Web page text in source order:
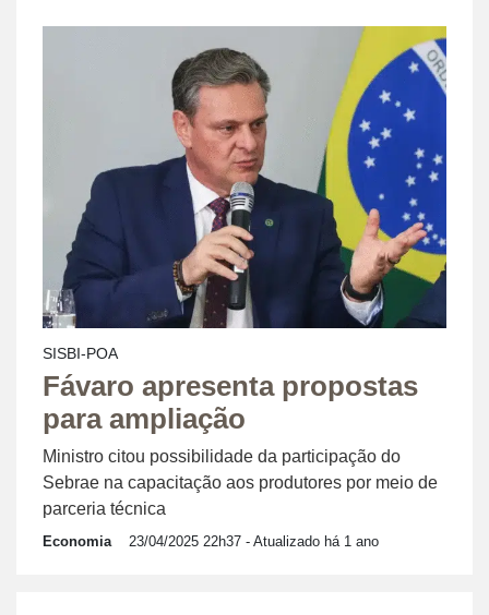
SISBI-POA
Fávaro apresenta propostas
para ampliação
Ministro citou possibilidade da participação do
Sebrae na capacitação aos produtores por meio de
parceria técnica
Economia 23/04/2025 22h37 - Atualizado há 1 ano